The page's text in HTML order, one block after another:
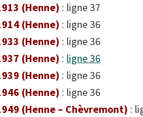
(Henne) : ligne 37
(Henne) : ligne 36
(Henne) : ligne 36
(Henne) : ligne 36
(Henne) : ligne 36
(Henne) : ligne 36
(Henne – Chèvremont) :